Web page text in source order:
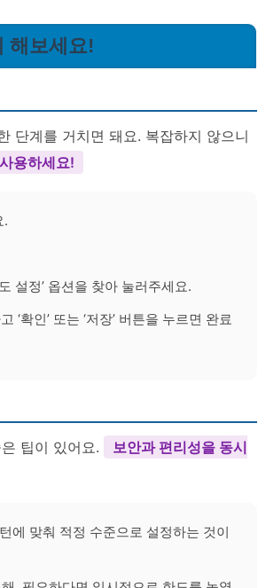
해보세요!
단계를 거치면 돼요. 복잡하지 않으니
용하세요!
.
설정’ 옵션을 찾아 눌러주세요.
‘확인’ 또는 ‘저장’ 버튼을 누르면 완료
팁이 있어요.
보안과 편리성을 동시
에 맞춰 적정 수준으로 설정하는 것이